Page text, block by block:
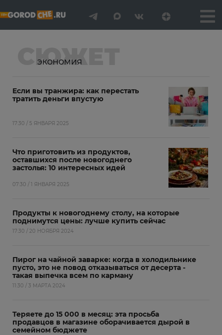
СЮЖЕТ
экономия
Если вы транжира: как перестать
тратить деньги впустую
17:30 / 5 ЯНВАРЯ 2025
Что приготовить из продуктов,
оставшихся после новогоднего
застолья: 10 интересных идей
07:30 / 1 ЯНВАРЯ 2025
Продукты к новогоднему столу, на которые
поднимутся цены: лучше купить сейчас
17:30 / 20 НОЯБРЯ 2024
Пирог на чайной заварке: когда в холодильнике
пусто, это не повод отказываться от десерта -
такая выпечка всем по карману
11:30 / 3 МАРТА 2024
Теряете до 15 000 в месяц: эта просьба
продавцов в магазине оборачивается дырой в
семейном бюджете